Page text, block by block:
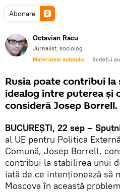
Abonare
Octavian Racu
Jurnalist, sociolog
Materialele autorului Scrieți-i
Rusia poate contribui
idealog între puterea și
consideră Josep Borrell.
BUCUREȘTI, 22 sep –
al UE pentru Politica
Comună, Josep Borrell,
contribui la stabilirea unui
iată de ce intenționează să
Moscova în această